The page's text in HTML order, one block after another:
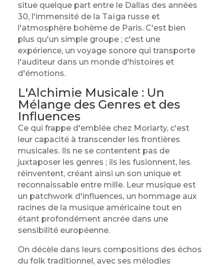
situe quelque part entre le Dallas des années
30, l'immensité de la Taïga russe et
l'atmosphère bohème de Paris. C'est bien
plus qu'un simple groupe ; c'est une
expérience, un voyage sonore qui transporte
l'auditeur dans un monde d'histoires et
d'émotions.
L'Alchimie Musicale : Un
Mélange des Genres et des
Influences
Ce qui frappe d'emblée chez Moriarty, c'est
leur capacité à transcender les frontières
musicales. Ils ne se contentent pas de
juxtaposer les genres ; ils les fusionnent, les
réinventent, créant ainsi un son unique et
reconnaissable entre mille. Leur musique est
un patchwork d'influences, un hommage aux
racines de la musique américaine tout en
étant profondément ancrée dans une
sensibilité européenne.
On décèle dans leurs compositions des échos
du folk traditionnel, avec ses mélodies